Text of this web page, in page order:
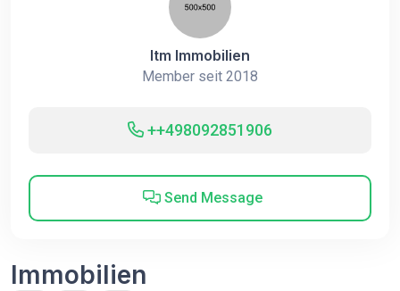
Itm Immobilien
Member seit 2018
++498092851906
Send Message
Immobilien